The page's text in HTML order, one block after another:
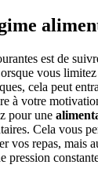
est de
vous
cela peut
à votre
pour une
Cela vous
vos repas, mais
pression